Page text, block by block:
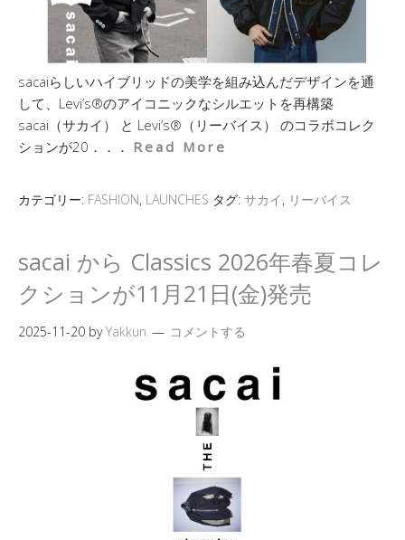
sacaiらしいハイブリッドの美学を組み込んだデザインを通
して、Levi’s®のアイコニックなシルエットを再構築
sacai（サカイ） と Levi’s®（リーバイス） のコラボコレク
ションが20．．． Read More
カテゴリー: FASHION, LAUNCHES タグ: サカイ, リーバイス
sacai から Classics 2026年春夏コレ
クションが11月21日(金)発売
2025-11-20 byYakkun コメントする